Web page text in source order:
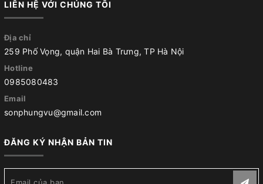
LIÊN HỆ VỚI CHÚNG TÔI
Địa chỉ
259 Phố Vọng, quận Hai Bà Trưng, TP Hà Nội
Hotline
0985080483
Email
sonphungvu@gmail.com
ĐĂNG KÝ NHẬN BẢN TIN